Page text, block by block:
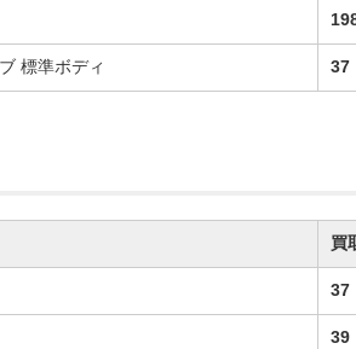
標準ボディ 37
買
37
39